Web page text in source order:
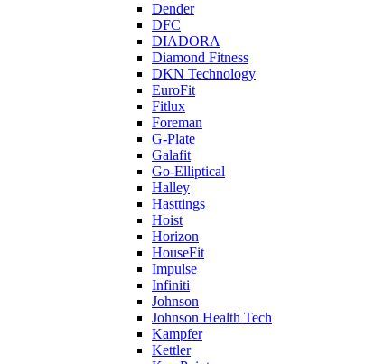
Dender
DFC
DIADORA
Diamond Fitness
DKN Technology
EuroFit
Fitlux
Foreman
G-Plate
Galafit
Go-Elliptical
Halley
Hasttings
Hoist
Horizon
HouseFit
Impulse
Infiniti
Johnson
Johnson Health Tech
Kampfer
Kettler